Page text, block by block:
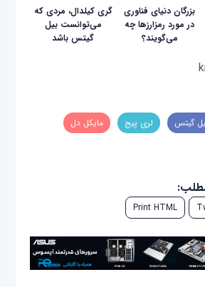
بزرگان دنیای فناوری
در مورد رمزارزها چه
می‌گویند؟
گری کیلدال، مردی که
می‌توانست بیل
گیتس باشد
گیتس لری پیج مایکل دل
Print HTML